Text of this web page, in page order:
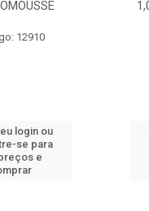
12910
login ou
se para
e